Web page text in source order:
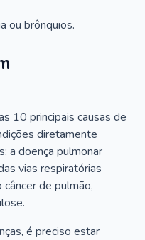
ou brônquios.
10 principais causas de
diretamente
a doença pulmonar
vias respiratórias
de pulmão,
é preciso estar